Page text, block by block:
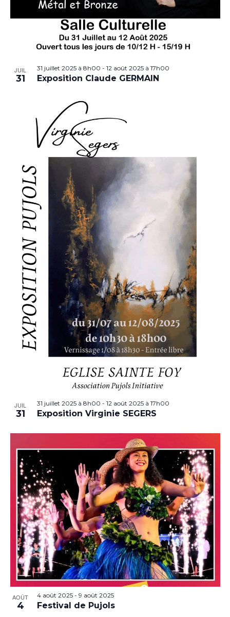
JUIL
31
31 juillet 2025 à 8h00 - 12 août 2025 à 17h00
Exposition Claude GERMAIN
JUIL
31
31 juillet 2025 à 8h00 - 12 août 2025 à 17h00
Exposition Virginie SEGERS
AOÛT
4
4 août 2025- 9 août 2025
Festival de Pujols